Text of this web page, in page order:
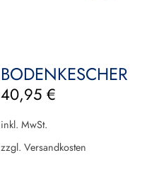
BODENKESCHER
40,95 €
inkl. MwSt.
zzgl. Versandkosten